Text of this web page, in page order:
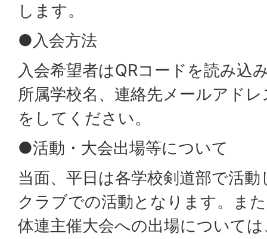
します。
●入会方法
入会希望者はQRコードを読み込
所属学校名、連絡先メールアド
をしてください。
●活動・大会出場等について
当面、平日は各学校剣道部で活
クラブでの活動となります。ま
体連主催大会への出場について